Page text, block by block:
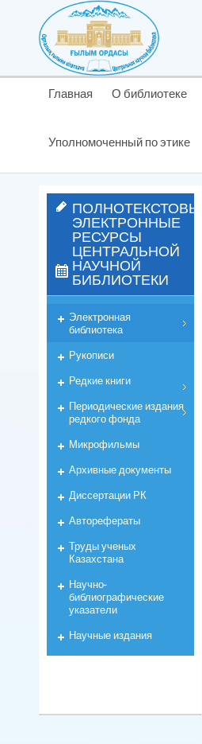
Главная О библиотеке
Уполномоченный по этике
ПОЛНОТЕКСТОВЫЕ
ЭЛЕКТРОННЫЕ
РЕСУРСЫ
ЦЕНТРАЛЬНОЙ
НАУЧНОЙ
БИБЛИОТЕКИ
Электронная
библиотека
Рукописи
Редкие книги
Периодические издания
редкого фонда
Микрофильмы
Архивные документы
Диссертации РК
Авторефераты
Труды ученых
Казахстана
Научно-
библиографические
указатели
Научные издания